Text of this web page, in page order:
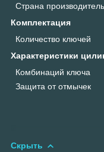
Страна производитель
Комплектация
Количество ключей
Характеристики
Комбинаций ключа
Защита от отмычек
Скрыть